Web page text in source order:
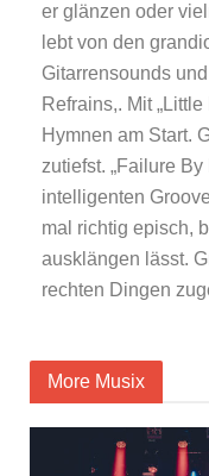
er glänzen oder
lebt von den
Gitarrensounds
Refrains,. Mit
Hymnen am Start.
zutiefst. „Failure
intelligenten
mal richtig episch,
ausklängen lässt.
rechten Dingen
More Musix